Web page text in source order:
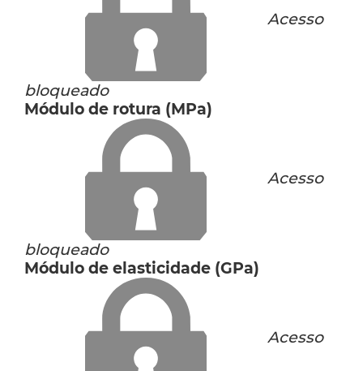
Acesso
bloqueado
Módulo de rotura (MPa)
Acesso
bloqueado
Módulo de elasticidade (GPa)
Acesso